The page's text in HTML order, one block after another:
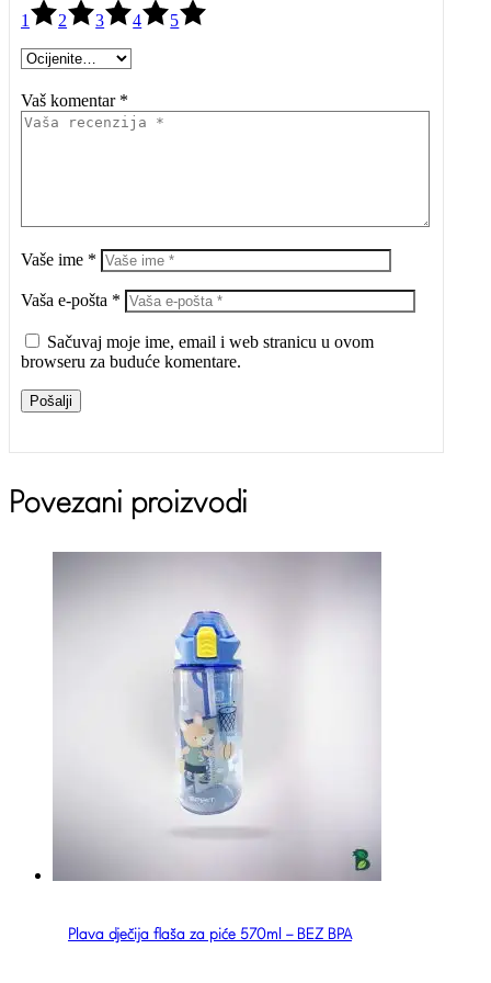
1 2 3 4 5
Vaš komentar *
Vaše ime *
Vaša e-pošta *
Sačuvaj moje ime, email i web stranicu u ovom
browseru za buduće komentare.
Pošalji
Povezani proizvodi
Plava dječija flaša za piće 570ml – BEZ BPA